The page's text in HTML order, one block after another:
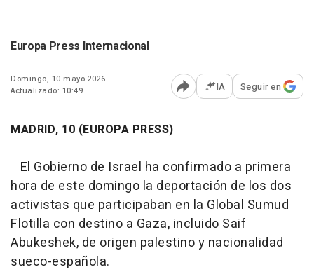
Europa Press Internacional
Domingo, 10 mayo 2026
Actualizado: 10:49
Abrir opciones para
IA Seguir en
MADRID, 10 (EUROPA PRESS)
El Gobierno de Israel ha confirmado a primera
hora de este domingo la deportación de los dos
activistas que participaban en la Global Sumud
Flotilla con destino a Gaza, incluido Saif
Abukeshek, de origen palestino y nacionalidad
sueco-española.